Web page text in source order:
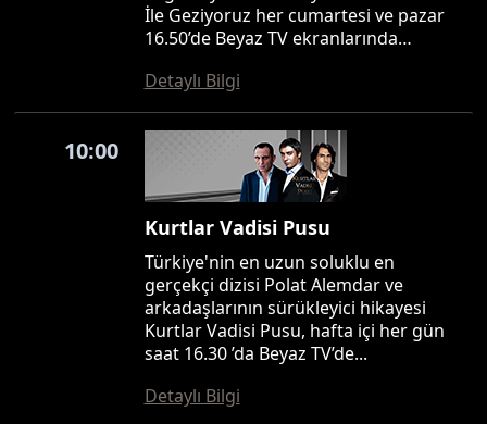
İle Geziyoruz her cumartesi ve pazar
16.50’de Beyaz TV ekranlarında…
Detaylı Bilgi
10:00
Kurtlar Vadisi Pusu
Türkiye'nin en uzun soluklu en
gerçekçi dizisi Polat Alemdar ve
arkadaşlarının sürükleyici hikayesi
Kurtlar Vadisi Pusu, hafta içi her gün
saat 16.30 ’da Beyaz TV’de...
Detaylı Bilgi